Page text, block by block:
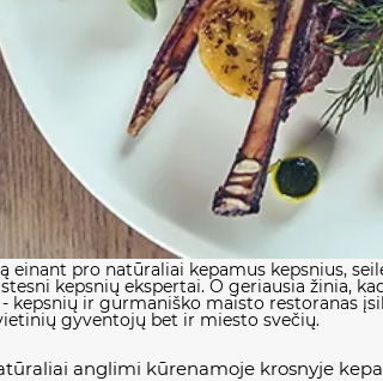
einant pro natūraliai kepamus kepsnius,
kepsnių ekspertai. O geriausia žinia,
- kepsnių ir gurmaniško maisto restoranas
gyventojų bet ir miesto svečių.
anglimi kūrenamoje krosnyje